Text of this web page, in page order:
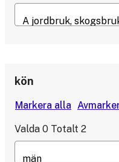
kön
Valda 0 Totalt 2